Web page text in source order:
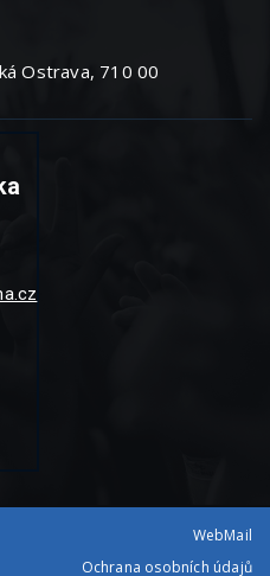
Ostrava, 710 00
WebMail
Ochrana osobních údajů